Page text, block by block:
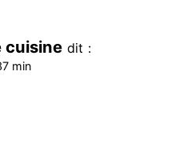
cuisine dit :
min